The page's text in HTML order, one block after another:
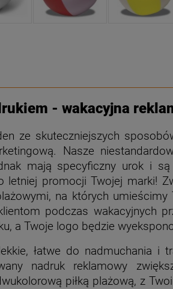
- wakacyjna
ze skuteczniejszych
Nasze
mają specyficzny urok i
letniej promocji Twojej marki!
na których
podczas wakacyjnych
a Twoje logo będzie
łatwe do nadmuchania
nadruk reklamowy
piłką plażową, z